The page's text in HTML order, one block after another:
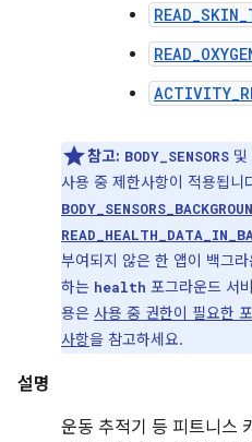
참고: BODY_SENSORS 및
사용 중 제한사항이 적용됩니
부여되지 않은 한 앱이 백그
하는 health 포그라운드 서
용은 사용 중 권한이 필요한
사항을 참고하세요.
설명
운동 추적기 등 피트니스